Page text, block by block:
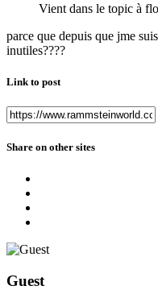
Vient dans le topic à
parce que depuis que jme
inutiles????
Link to post
Share on other sites
Guest